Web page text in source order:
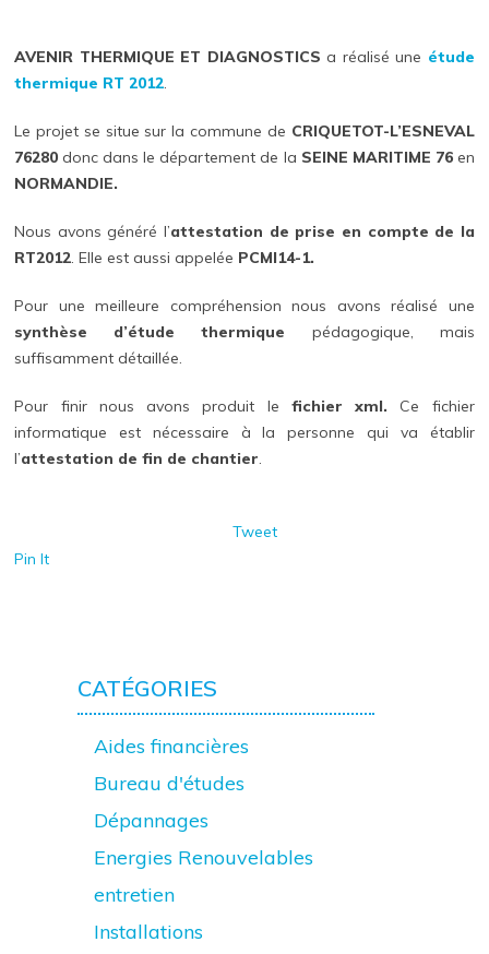
AVENIR THERMIQUE ET DIAGNOSTICS a réalisé une étude
thermique RT 2012
Le projet se situe sur la commune de CRIQUETOT-L’ESNEVAL
76280 donc dans le département de la SEINE MARITIME 76 en
NORMANDIE.
Nous avons généré l’attestation de prise en compte de la
RT2012 . Elle est aussi appelée PCMI14-1.
Pour une meilleure compréhension nous avons réalisé une
synthèse d’étude thermique pédagogique, mais
suffisamment détaillée.
Pour finir nous avons produit le fichier xml. Ce fichier
informatique est nécessaire à la personne qui va établir
l’attestation de fin de chantier
Tweet
Pin It
CATÉGORIES
Aides financières
Bureau d'études
Dépannages
Energies Renouvelables
entretien
Installations